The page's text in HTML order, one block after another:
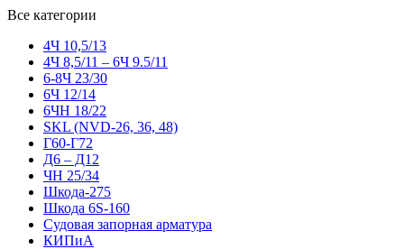
Все категории
4Ч 10,5/13
4Ч 8,5/11 – 6Ч 9.5/11
6-8Ч 23/30
6Ч 12/14
6ЧН 18/22
SKL (NVD-26, 36, 48)
Г60-Г72
Д6 – Д12
ЧН 25/34
Шкода-275
Шкода 6S-160
Судовая запорная арматура
КИПиА